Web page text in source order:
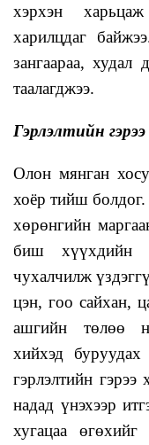
хэрхэн
харилцдаг
зангаараа, худал
таалагджээ.
Гэрлэлтийн
Олон мянган
хоёр тийш
хөрөнгийн
биш хүүхдийн
чухалчилж
цэн, гоо сайхан,
ашгийн төлөө
хийхэд
гэрлэлтийн
надад үнэхээр
хугацаа